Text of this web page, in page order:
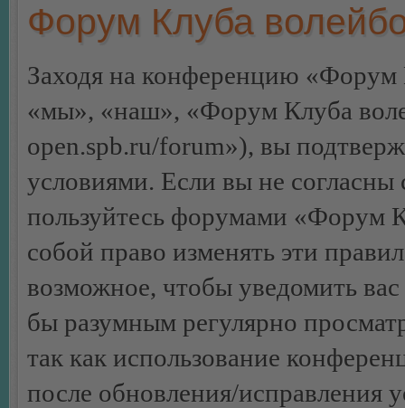
Форум Клуба
Заходя на конференцию «Форум
«мы», «наш», «Форум Клуба
open.spb.ru/forum»), вы
условиями. Если вы не согласны
пользуйтесь форумами «Форум
собой право изменять эти
возможное, чтобы уведомить
бы разумным регулярно
так как использование
после обновления/исправления